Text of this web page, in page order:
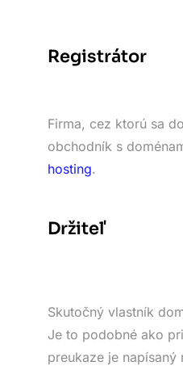
Registrátor
Firma, cez ktorú sa
obchodník s
hosting.
Držiteľ
Skutočný vlastník
Je to podobné ako
preukaze je